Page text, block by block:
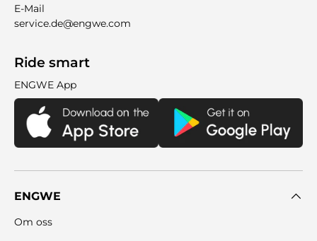
E-Mail
service.de@engwe.com
Ride smart
ENGWE App
ENGWE
Om oss